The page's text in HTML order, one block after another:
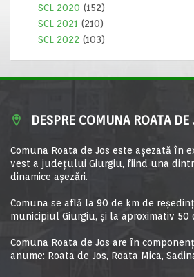
SCL 2020 (152)
SCL 2021 (210)
SCL 2022 (103)
DESPRE COMUNA ROATA DE
Comuna Roata de Jos este aşezată în
vest a judeţului Giurgiu, fiind una
dinamice aşezări.
Comuna se află la 90 de km de
municipiul Giurgiu, şi la aproximativ 50
Comuna Roata de Jos are în
anume: Roata de Jos, Roata Mica,